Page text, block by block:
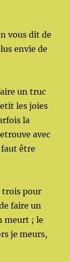
vous dit de
envie de
un truc
les joies
la
avec
être
trois pour
faire un
meurt ; le
je meurs,